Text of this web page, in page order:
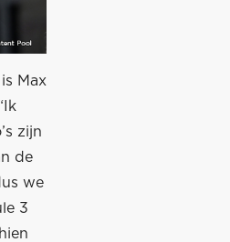
Max
zijn
de
we
3